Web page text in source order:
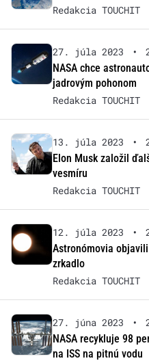
Redakcia TOUCHIT
27. júla 2023 •
NASA chce
jadrovým pohonom
Redakcia TOUCHIT
13. júla 2023 •
Elon Musk založil
vesmíru
Redakcia TOUCHIT
12. júla 2023 •
Astronómovia
zrkadlo
Redakcia TOUCHIT
27. júna 2023 •
NASA recykluje 98
na ISS na pitnú vodu